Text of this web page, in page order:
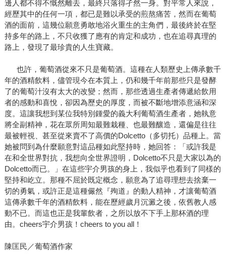
邊人都不得不慨然離去，最終只落得孑然一身。對平常人來說，
經歷其中的任何一項，都已是難以承受的煎熬痛苦，然而在葡萄
酒的面前，這幾位願意勇敢地浴火重生的主角們，最後終於在堅
持多年的路上，不只收獲了應有的肯定和成功，也在追尋真理的
路上，發現了最珍貴的人生寶藏。
也許，葡萄酒從來不只是葡萄酒。這種在人類歷史上傳承數千
年的酒精飲料，儘管現今在本質上，仍和幾千年前那些只是發酵
了的葡萄汁沒有太大的改變；然而，那些透過生產者傳遞給飲用
者的感動和喜悅，卻因為歷史的厚度，而被不斷地增添意涵和深
度。這讓我想到某位我特別鍾愛的義大利葡萄酒生產者，她執意
將全副精神，花在眾所周知最難栽種、也最難釀造，還偏是往往
最被輕視、甚至從來賣不了高價的Dolcetto（多切托）品種上。當
她被問到為什麼願意對這品種如此堅持時，她回答：「或許我是
在和全世界對抗，我想向全世界證明，Dolcetto不只是大家以為的
Dolcetto而已。」在這些宇介男孩的身上，我似乎也看到了同樣的
堅持和屹立。那種不屈於既定概念，願意為了追尋理想去捨棄一
切的勇氣，或許正是這種儼然『殉道』的動人精神，才讓葡萄酒
這傳承數千年的酒精飲料，能在歷經歲月沉澱之後，依舊教人感
動不已。而這也正是我輩飲者，之所以放不下手上那杯酒的理
由。cheers宇介男孩！cheers to you all！
陳匡民／葡萄酒作家